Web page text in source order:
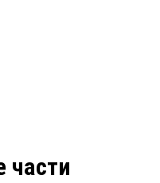
части